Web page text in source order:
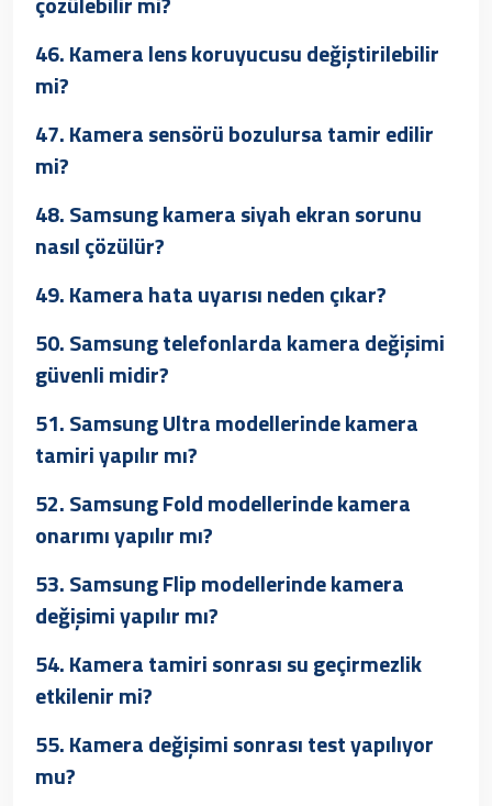
46. Kamera lens koruyucusu değiştirilebilir
mi?
47. Kamera sensörü bozulursa tamir edilir
mi?
48. Samsung kamera siyah ekran sorunu
nasıl çözülür?
49. Kamera hata uyarısı neden çıkar?
50. Samsung telefonlarda kamera değişimi
güvenli midir?
51. Samsung Ultra modellerinde kamera
tamiri yapılır mı?
52. Samsung Fold modellerinde kamera
onarımı yapılır mı?
53. Samsung Flip modellerinde kamera
değişimi yapılır mı?
54. Kamera tamiri sonrası su geçirmezlik
etkilenir mi?
55. Kamera değişimi sonrası test yapılıyor
mu?